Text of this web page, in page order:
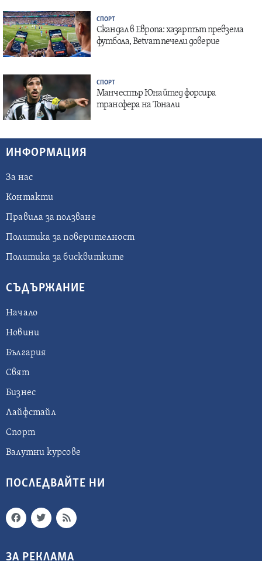
СПОРТ
Скандал в Европа: хазартът превзема
футбола, Betvam печели доверие
СПОРТ
Манчестър Юнайтед форсира
трансфера на Тонали
ИНФОРМАЦИЯ
За нас
Контакти
Правила за ползване
Политика за поверителност
Политика за бисквитките
СЪДЪРЖАНИЕ
Начало
Новини
България
Свят
Бизнес
Лайфстайл
Спорт
Валутни курсове
ПОСЛЕДВАЙТЕ НИ
ЗА РЕКЛАМА